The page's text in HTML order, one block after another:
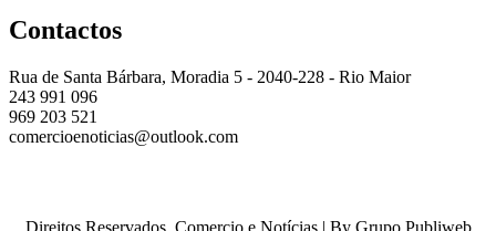
Contactos
Rua de Santa Bárbara, Moradia 5 - 2040-228 - Rio Maior
243 991 096
969 203 521
comercioenoticias@outlook.com
Direitos Reservados, Comercio e Notícias | By Grupo Publiweb